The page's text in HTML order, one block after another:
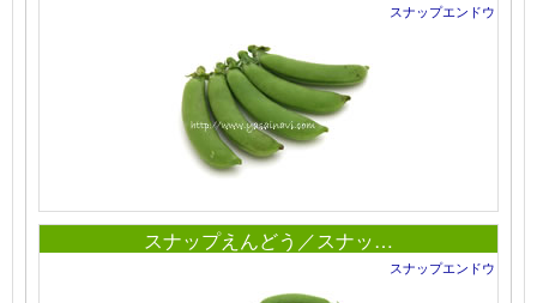
スナップエンドウ
スナップえんどう／スナッ…
スナップエンドウ